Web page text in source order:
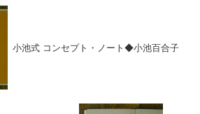
小池式 コンセプト・ノート◆小池百合子